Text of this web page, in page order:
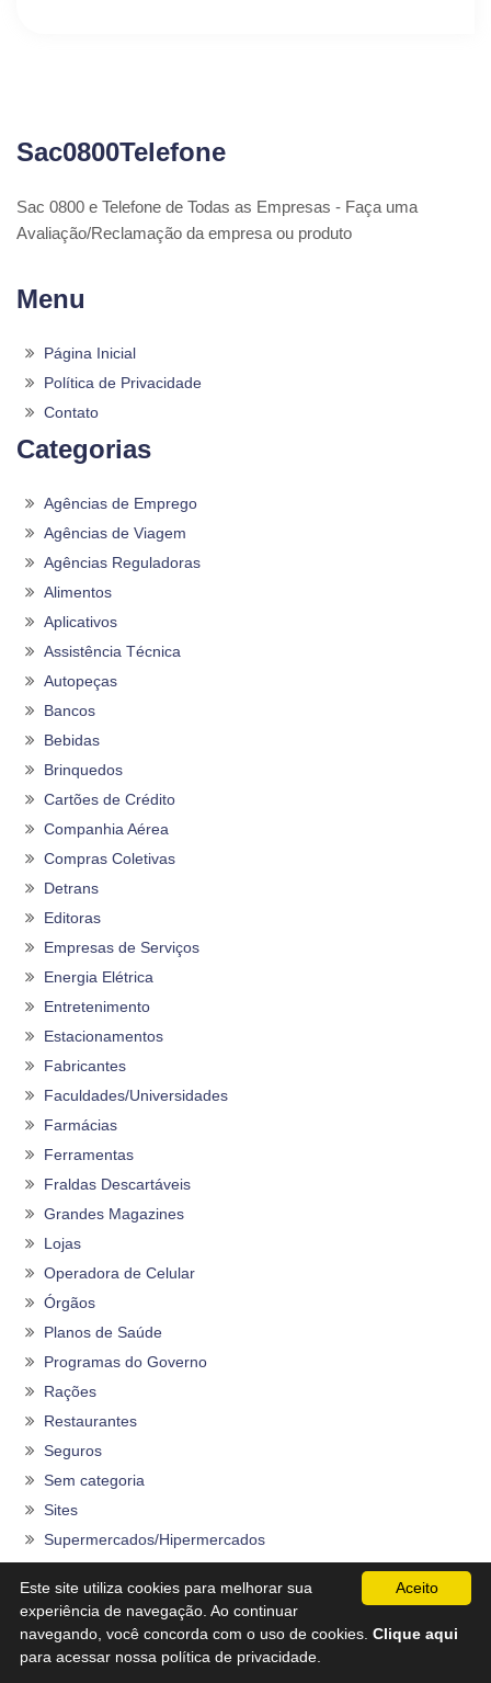
Sac0800Telefone
Sac 0800 e Telefone de Todas as Empresas - Faça uma
Avaliação/Reclamação da empresa ou produto
Menu
Página Inicial
Política de Privacidade
Contato
Categorias
Agências de Emprego
Agências de Viagem
Agências Reguladoras
Alimentos
Aplicativos
Assistência Técnica
Autopeças
Bancos
Bebidas
Brinquedos
Cartões de Crédito
Companhia Aérea
Compras Coletivas
Detrans
Editoras
Empresas de Serviços
Energia Elétrica
Entretenimento
Estacionamentos
Fabricantes
Faculdades/Universidades
Farmácias
Ferramentas
Fraldas Descartáveis
Grandes Magazines
Lojas
Operadora de Celular
Órgãos
Planos de Saúde
Programas do Governo
Rações
Restaurantes
Seguros
Sem categoria
Sites
Supermercados/Hipermercados
TV por Assinatura
Outros artigos
Aceito
Este site utiliza cookies para melhorar sua
experiência de navegação. Ao continuar
navegando, você concorda com o uso de cookies. Clique aqui
para acessar nossa política de privacidade.